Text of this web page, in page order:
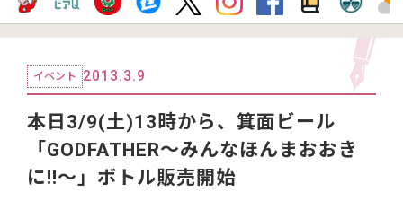
イベント 2013.3.9
本日3/9(土)13時から、箕面ビール
「GODFATHER～みんなほんまおおき
に!!～」ボトル販売開始